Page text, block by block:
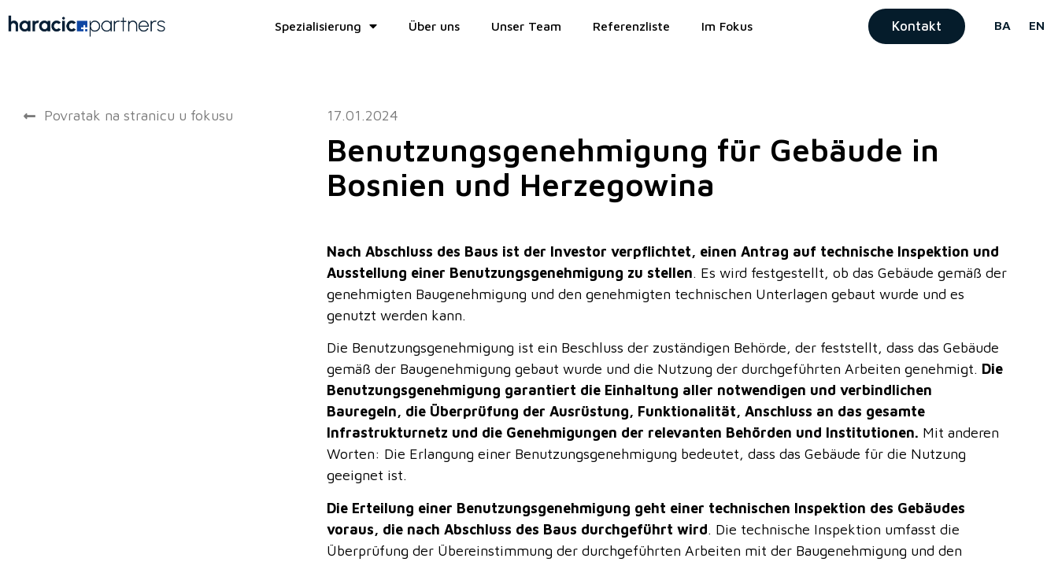
Spezialisierung Über uns Unser Team Referenzliste Im Fokus Kontakt BA EN
Povratak na stranicu u fokusu 17.01.2024
Benutzungsgenehmigung für Gebäude in
Bosnien und Herzegowina
Nach Abschluss des Baus ist der Investor verpflichtet, einen Antrag auf technische Inspektion und
Ausstellung einer Benutzungsgenehmigung zu stellen. Es wird festgestellt, ob das Gebäude gemäß der
genehmigten Baugenehmigung und den genehmigten technischen Unterlagen gebaut wurde und es
genutzt werden kann.
Die Benutzungsgenehmigung ist ein Beschluss der zuständigen Behörde, der feststellt, dass das Gebäude
gemäß der Baugenehmigung gebaut wurde und die Nutzung der durchgeführten Arbeiten genehmigt. Die
Benutzungsgenehmigung garantiert die Einhaltung aller notwendigen und verbindlichen
Bauregeln, die Überprüfung der Ausrüstung, Funktionalität, Anschluss an das gesamte
Infrastrukturnetz und die Genehmigungen der relevanten Behörden und Institutionen. Mit anderen
Worten: Die Erlangung einer Benutzungsgenehmigung bedeutet, dass das Gebäude für die Nutzung
geeignet ist.
Die Erteilung einer Benutzungsgenehmigung geht einer technischen Inspektion des Gebäudes
voraus, die nach Abschluss des Baus durchgeführt wird. Die technische Inspektion umfasst die
Überprüfung der Übereinstimmung der durchgeführten Arbeiten mit der Baugenehmigung und den